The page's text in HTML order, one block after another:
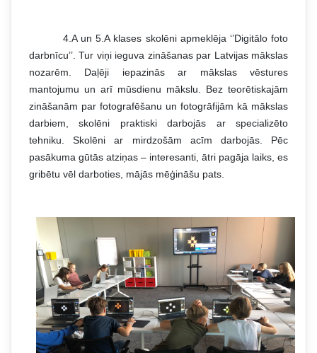
4.A un 5.A klases skolēni apmeklēja ‘’Digitālo foto
darbnīcu’’. Tur viņi ieguva zināšanas par Latvijas mākslas
nozarēm. Daļēji iepazinās ar mākslas vēstures
mantojumu un arī mūsdienu mākslu. Bez teorētiskajām
zināšanām par fotografēšanu un fotogrāfijām kā mākslas
darbiem, skolēni praktiski darbojās ar specializēto
tehniku. Skolēni ar mirdzošām acīm darbojās. Pēc
pasākuma gūtās atziņas – interesanti, ātri pagāja laiks, es
gribētu vēl darboties, mājās mēģināšu pats.